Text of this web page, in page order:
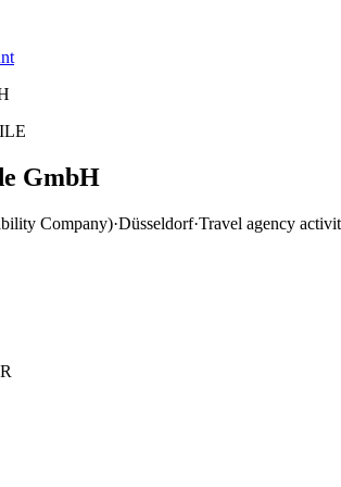
GmbH
Company)·Düsseldorf·Travel agency